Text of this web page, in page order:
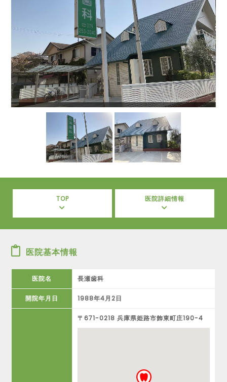
TOP 医院詳細情報
医院基本情報
医院名 長瀬歯科
開院年月日 1988年4月2日
〒671-0218 兵庫県姫路市飾東町庄190-4